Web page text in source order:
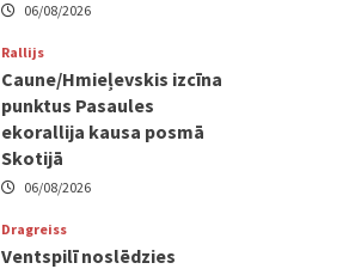
06/08/2026
Rallijs
Caune/Hmieļevskis izcīna
punktus Pasaules
ekorallija kausa posmā
Skotijā
06/08/2026
Dragreiss
Ventspilī noslēdzies